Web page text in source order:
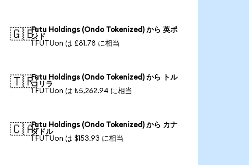
🇬🇧Futu Holdings (Ondo Tokenized) から 英ポ
ンド
1 FUTUon は £81.78 に相当
🇹🇷Futu Holdings (Ondo Tokenized) から トル
コリラ
1 FUTUon は ₺5,262.94 に相当
🇨🇦Futu Holdings (Ondo Tokenized) から カナ
ダドル
1 FUTUon は $153.93 に相当